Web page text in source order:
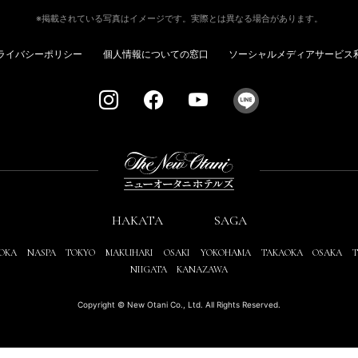
※掲載されている写真はイメージです。実際とは異なる場合があります。
イバシーポリシー 個人情報についての窓口 ソーシャルメディアサービス
HAKATA SAGA
NASPA TOKYO MAKUHARI OSAKI YOKOHAMA TAKAOKA OSAKA
NIIGATA
KANAZAWA
Copyright © New Otani Co., Ltd. All Rights Reserved.